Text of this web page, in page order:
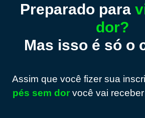
Preparado para
dor?
Mas isso é só o
Assim que você fizer sua
pés sem dor você vai